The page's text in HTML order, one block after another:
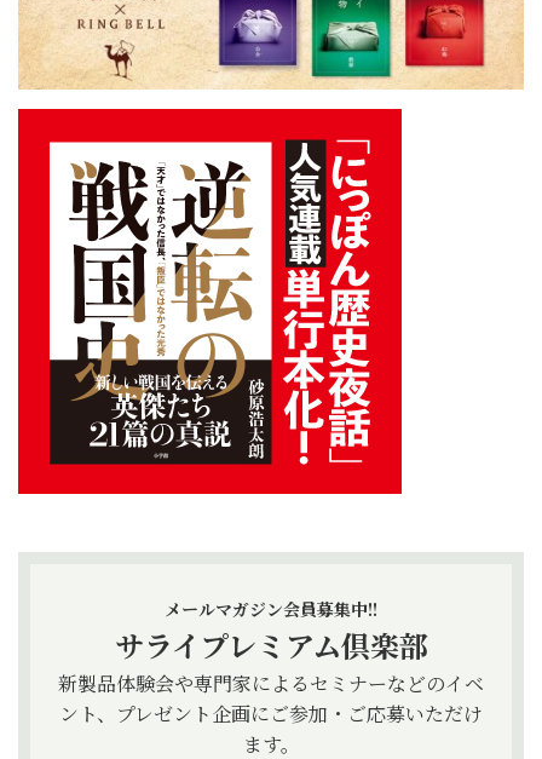
メールマガジン会員募集中!!
サライプレミアム倶楽部
新製品体験会や専門家によるセミナーなどのイベ
ント、プレゼント企画にご参加・ご応募いただけ
ます。